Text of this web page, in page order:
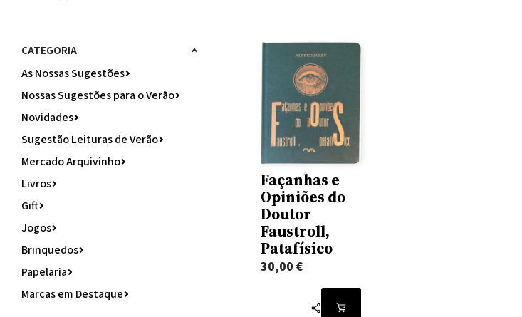
CATEGORIA
As Nossas Sugestões
Nossas Sugestões para o Verão
Novidades
Sugestão Leituras de Verão
Mercado Arquivinho
Livros
Gift
Jogos
Brinquedos
Papelaria
Marcas em Destaque
Façanhas e
Opiniões do
Doutor
Faustroll,
Patafísico
30,00 €